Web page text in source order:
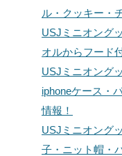
ル・クッキー・
USJミニオング
オルからフード
USJミニオング
iphoneケース・
情報！
USJミニオング
子・ニット帽・